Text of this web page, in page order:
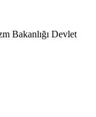
Bakanlığı Devlet